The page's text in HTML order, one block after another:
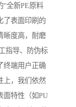
“全新PE原料
了表面印刷的
晰度高，耐磨
指导、防伪标
终端用户正确
上，我们依然
面特性（如PU